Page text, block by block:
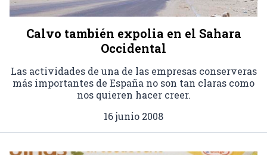
Calvo también expolia en el Sahara
Occidental
Las actividades de una de las empresas conserveras
más importantes de España no son tan claras como
nos quieren hacer creer.
16 junio 2008